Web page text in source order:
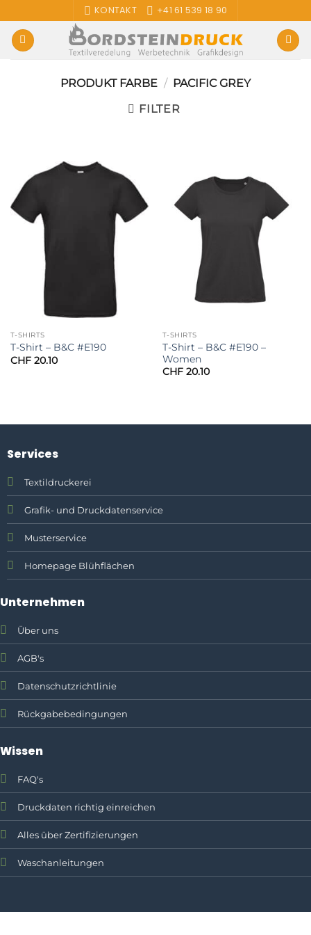
Inhalt
springen
KONTAKT +41 61 539 18 90
PRODUKT FARBE / PACIFIC GREY
FILTER
T-SHIRTS
T-Shirt – B&C #E190
CHF20.10
T-SHIRTS
T-Shirt – B&C #E190 –
Women
CHF20.10
Services
Textildruckerei
Grafik- und Druckdatenservice
Musterservice
Homepage Blühflächen
Unternehmen
Über uns
AGB's
Datenschutzrichtlinie
Rückgabebedingungen
Wissen
FAQ's
Druckdaten richtig einreichen
Alles über Zertifizierungen
Waschanleitungen